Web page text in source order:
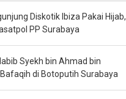
Diskotik Ibiza Pakai Hijab,
PP Surabaya
Syekh bin Ahmad bin
di Botoputih Surabaya